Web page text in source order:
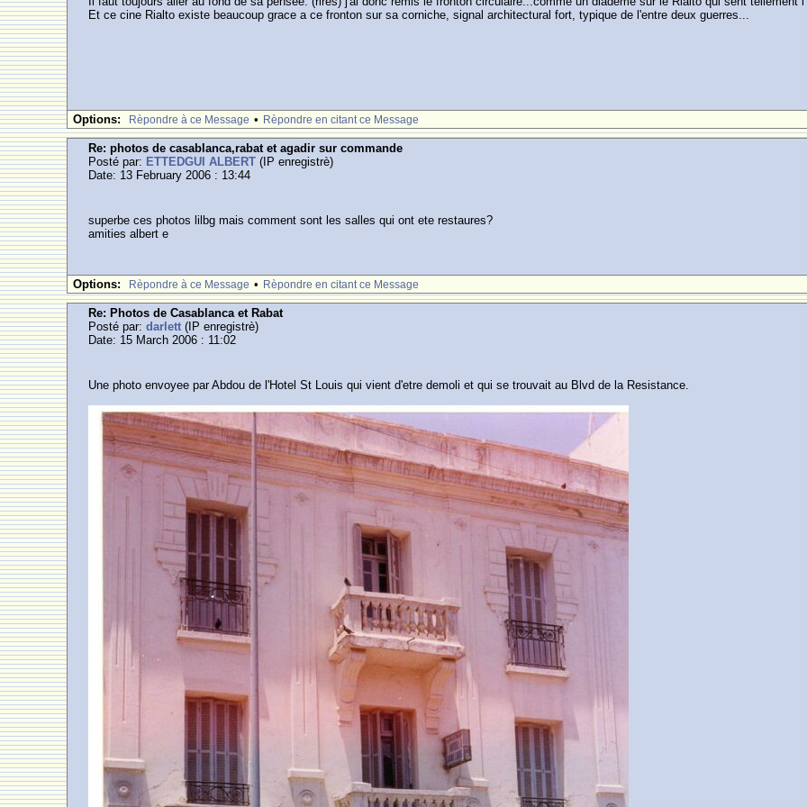
Et ce cine Rialto existe beaucoup grace a ce fronton sur sa corniche, signal architectural fort, typique de l'entre deux guerres...
Options: Rèpondre à ce Message • Rèpondre en citant ce Message
Re: photos de casablanca,rabat et agadir sur commande
Posté par: ETTEDGUI ALBERT (IP enregistrè)
Date: 13 February 2006 : 13:44
superbe ces photos lilbg mais comment sont les salles qui ont ete restaures?
amities albert e
Options: Rèpondre à ce Message • Rèpondre en citant ce Message
Re: Photos de Casablanca et Rabat
Posté par:darlett (IP enregistrè)
Date: 15 March 2006 : 11:02
Une photo envoyee par Abdou de l'Hotel St Louis qui vient d'etre demoli et qui se trouvait au Blvd de la Resistance.